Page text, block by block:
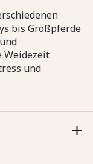
bis Großpferde
Weidezeit
und